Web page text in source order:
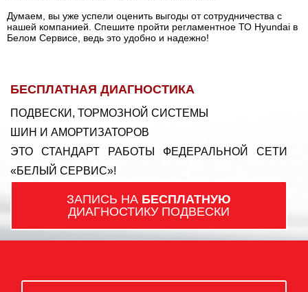
Думаем, вы уже успели оценить выгоды от сотрудничества с
нашей компанией. Спешите пройти регламентное ТО Hyundai в
Белом Сервисе, ведь это удобно и надежно!
БЕСПЛАТНАЯ ДИАГНОСТИКА
ПОДВЕСКИ, ТОРМОЗНОЙ СИСТЕМЫ
ШИН И АМОРТИЗАТОРОВ
ЭТО СТАНДАРТ РАБОТЫ ФЕДЕРАЛЬНОЙ СЕТИ
«БЕЛЫЙ СЕРВИС»!
ЗАПИСЬ НА БЕСПЛАТНУЮ
ДИАГНОСТИКУ ПОДВЕСКИ